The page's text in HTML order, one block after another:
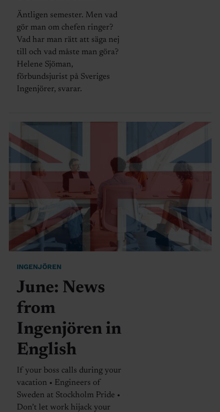
Äntligen semester. Men vad
gör man om chefen ringer?
Vad har man rätt att säga nej
till och vad måste man göra?
Helene Sjöman,
förbundsjurist på Sveriges
Ingenjörer, svarar.
INGENJÖREN
June: News
from
Ingenjören in
English
If your boss calls during your
vacation • Engineers of
Sweden at Stockholm Pride •
Don’t let work hijack your